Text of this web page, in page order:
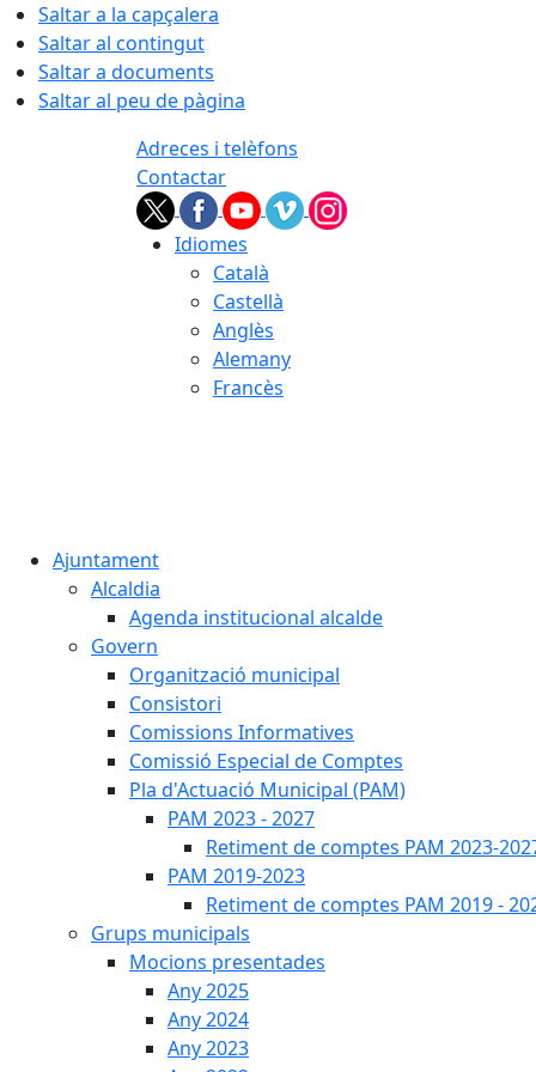
Saltar a la capçalera
Saltar al contingut
Saltar a documents
Saltar al peu de pàgina
Adreces i telèfons
Contactar
Idiomes
Català
Castellà
Anglès
Alemany
Francès
Ajuntament
Alcaldia
Agenda institucional alcalde
Govern
Organització municipal
Consistori
Comissions Informatives
Comissió Especial de Comptes
Pla d'Actuació Municipal (PAM)
PAM 2023 - 2027
Retiment de comptes PAM 2023-
PAM 2019-2023
Retiment de comptes PAM 2019 -
Grups municipals
Mocions presentades
Any 2025
Any 2024
Any 2023